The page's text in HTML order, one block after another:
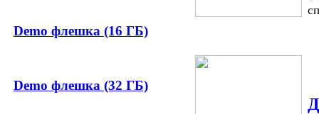
Demo флешка (16 ГБ)
Demo флешка (32 ГБ)